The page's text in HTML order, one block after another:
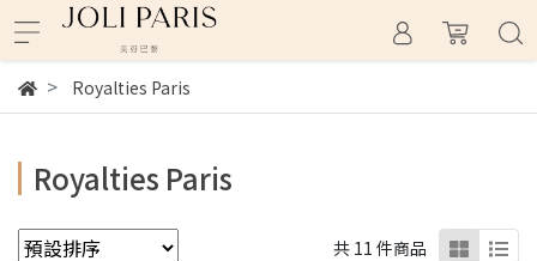
Royalties Paris
Royalties Paris
共 11 件商品